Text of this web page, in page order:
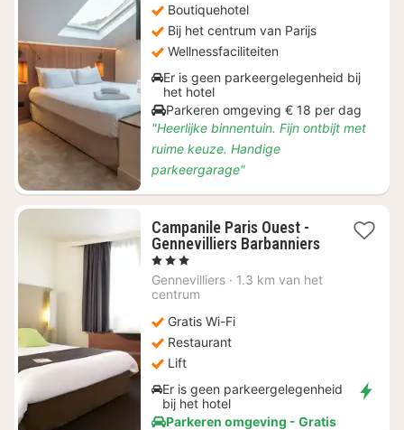
€
85
Boutiquehotel
Bij het centrum van Parijs
Wellnessfaciliteiten
Er is geen parkeergelegenheid bij
het hotel
Parkeren omgeving € 18 per dag
"Heerlijke binnentuin. Fijn ontbijt met
ruime keuze. Handige
parkeergarage"
Campanile Paris Ouest -
Gennevilliers Barbanniers
1
nacht
vanaf
51,54
, 3 Sterren
Gennevilliers · 1.3 km van het
centrum
Gratis Wi-Fi
Restaurant
Lift
Er is geen parkeergelegenheid
bij het hotel
Parkeren omgeving - Gratis